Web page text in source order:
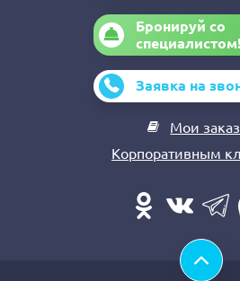
Бронируй со
специалистом!
Заявка на
Мои
Корпоративным